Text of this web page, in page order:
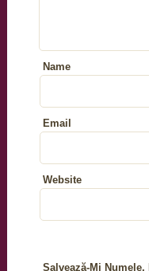
Name
Email
Website
Salvează-Mi